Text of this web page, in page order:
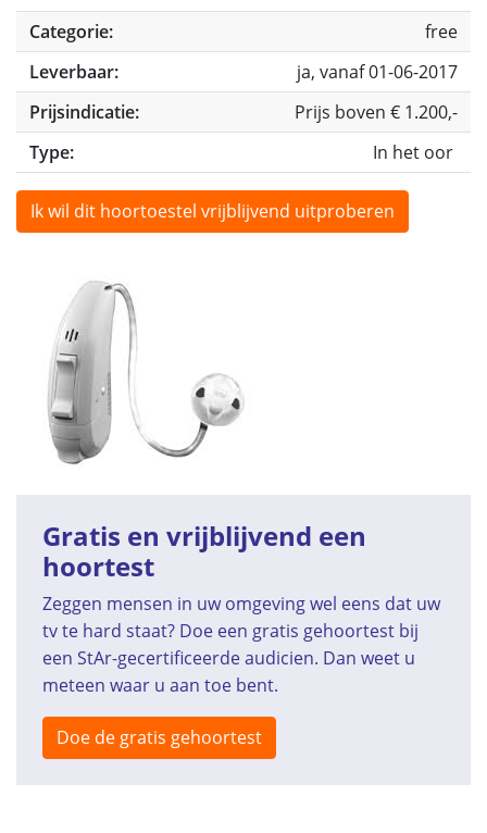
Categorie:
free
Leverbaar:
ja, vanaf 01-06-2017
Prijsindicatie:
Prijs boven € 1.200,-
Type:
In het oor
Ik wil dit hoortoestel vrijblijvend uitproberen
Gratis en vrijblijvend een
hoortest
Zeggen mensen in uw omgeving wel eens dat uw
tv te hard staat? Doe een gratis gehoortest bij
een StAr-gecertificeerde audicien. Dan weet u
meteen waar u aan toe bent.
Doe de gratis gehoortest